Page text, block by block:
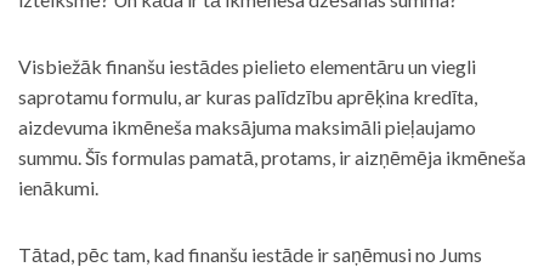
Visbiežāk finanšu iestādes pielieto elementāru un viegli
saprotamu formulu, ar kuras palīdzību aprēķina kredīta,
aizdevuma ikmēneša maksājuma maksimāli pieļaujamo
summu. Šīs formulas pamatā, protams, ir aizņēmēja ikmēneša
ienākumi.
Tātad, pēc tam, kad finanšu iestāde ir saņēmusi no Jums